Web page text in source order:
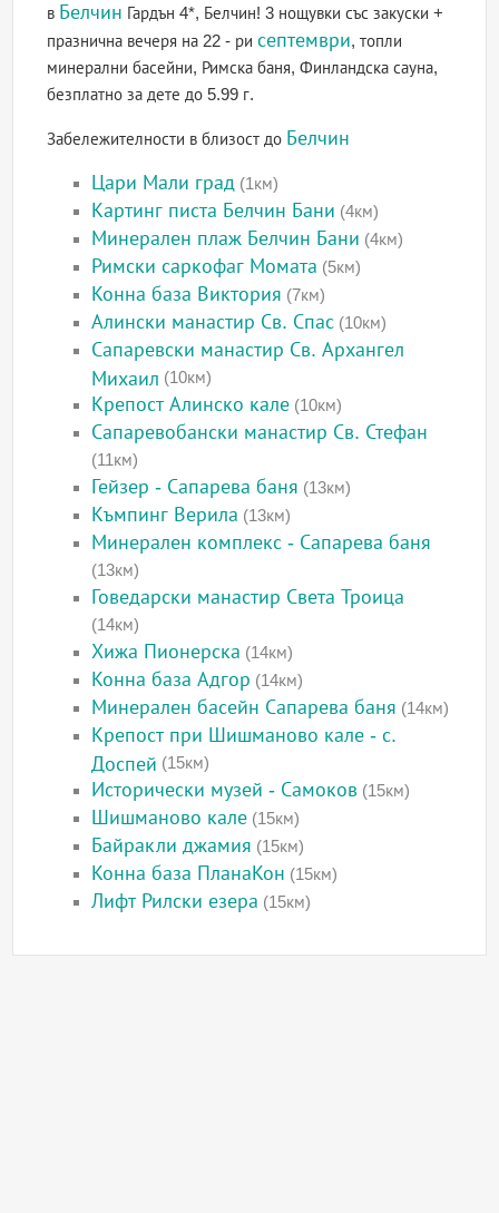
в Белчин Гардън 4*, Белчин! 3 нощувки със закуски +
празнична вечеря на 22 - рисептември, топли
минерални басейни, Римска баня, Финландска сауна,
безплатно за дете до 5.99 г.
Забележителности в близост до Белчин
Цари Мали град (1км)
Картинг писта Белчин Бани (4км)
Минерален плаж Белчин Бани (4км)
Римски саркофаг Момата (5км)
Конна база Виктория (7км)
Алински манастир Св. Спас (10км)
Сапаревски манастир Св. Архангел
Михаил (10км)
Крепост Алинско кале (10км)
Сапаревобански манастир Св. Стефан
(11км)
Гейзер - Сапарева баня (13км)
Къмпинг Верила (13км)
Минерален комплекс - Сапарева баня
(13км)
Говедарски манастир Света Троица
(14км)
Хижа Пионерска (14км)
Конна база Адгор (14км)
Минерален басейн Сапарева баня (14км)
Крепост при Шишманово кале - с.
Доспей (15км)
Исторически музей - Самоков (15км)
Шишманово кале (15км)
Байракли джамия (15км)
Конна база ПланаКон (15км)
Лифт Рилски езера (15км)